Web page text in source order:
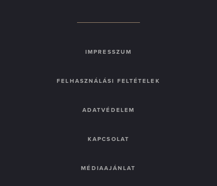
IMPRESSZUM
FELHASZNÁLÁSI FELTÉTELEK
ADATVÉDELEM
KAPCSOLAT
MÉDIAAJÁNLAT